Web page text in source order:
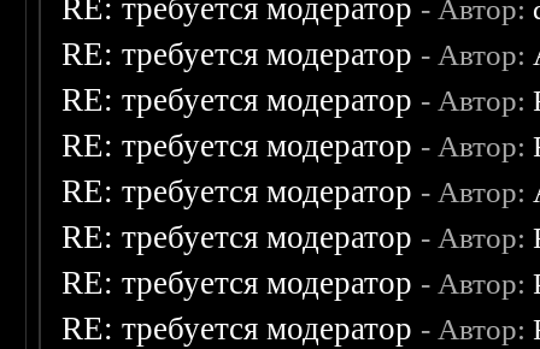
RE: требуется модератор - Автор:
RE: требуется модератор - Автор:
RE: требуется модератор - Автор:
RE: требуется модератор - Автор:
RE: требуется модератор - Автор:
RE: требуется модератор - Автор:
RE: требуется модератор - Автор:
RE: требуется модератор - Автор: